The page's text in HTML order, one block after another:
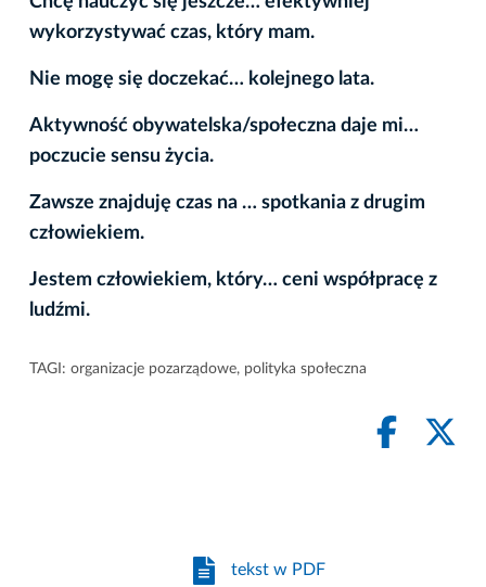
wykorzystywać czas, który mam.
Nie mogę się doczekać… kolejnego lata.
Aktywność obywatelska/społeczna daje mi…
poczucie sensu życia.
Zawsze znajduję czas na … spotkania z drugim
człowiekiem.
Jestem człowiekiem, który… ceni współpracę z
ludźmi.
TAGI: organizacje pozarządowe, polityka społeczna
tekst w PDF